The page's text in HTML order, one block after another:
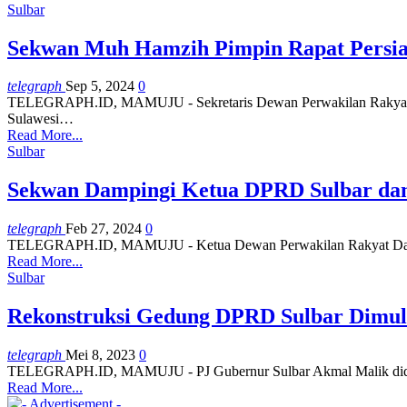
Sulbar
Sekwan Muh Hamzih Pimpin Rapat
telegraph Sep 5, 2024 0
TELEGRAPH.ID, MAMUJU - Sekretaris Dewan Perwakilan
Sulawesi…
Read More...
Sulbar
Sekwan Dampingi Ketua DPRD Sulbar
telegraph Feb 27, 2024 0
TELEGRAPH.ID, MAMUJU - Ketua Dewan Perwakilan Rakyat
Read More...
Sulbar
Rekonstruksi Gedung DPRD Sulbar
telegraph Mei 8, 2023 0
TELEGRAPH.ID, MAMUJU - PJ Gubernur Sulbar Akmal Malik
Read More...